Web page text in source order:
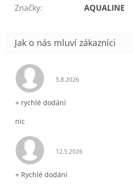
Značky: AQUALINE
Hodnocení obchodu je
5.8.2026
+ rychlé dodání
nic
Hodnocení obchodu je
12.5.2026
+ Rychlé dodání